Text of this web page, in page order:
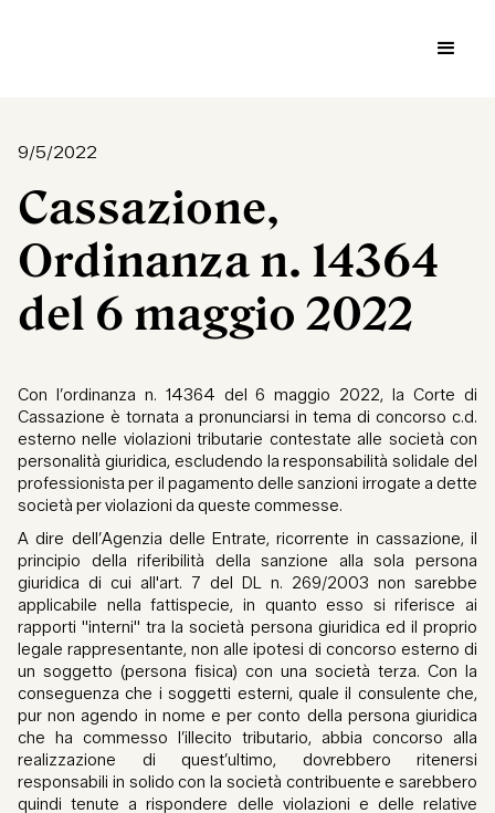
9/5/2022
Cassazione,
Ordinanza n. 14364
del 6 maggio 2022
Con l’ordinanza n. 14364 del 6 maggio 2022, la Corte di
Cassazione è tornata a pronunciarsi in tema di concorso c.d.
esterno nelle violazioni tributarie contestate alle società con
personalità giuridica, escludendo la responsabilità solidale del
professionista per il pagamento delle sanzioni irrogate a dette
società per violazioni da queste commesse.
A dire dell’Agenzia delle Entrate, ricorrente in cassazione, il
principio della riferibilità della sanzione alla sola persona
giuridica di cui all'art. 7 del DL n. 269/2003 non sarebbe
applicabile nella fattispecie, in quanto esso si riferisce ai
rapporti "interni" tra la società persona giuridica ed il proprio
legale rappresentante, non alle ipotesi di concorso esterno di
un soggetto (persona fisica) con una società terza. Con la
conseguenza che i soggetti esterni, quale il consulente che,
pur non agendo in nome e per conto della persona giuridica
che ha commesso l’illecito tributario, abbia concorso alla
realizzazione di quest’ultimo, dovrebbero ritenersi
responsabili in solido con la società contribuente e sarebbero
quindi tenute a rispondere delle violazioni e delle relative